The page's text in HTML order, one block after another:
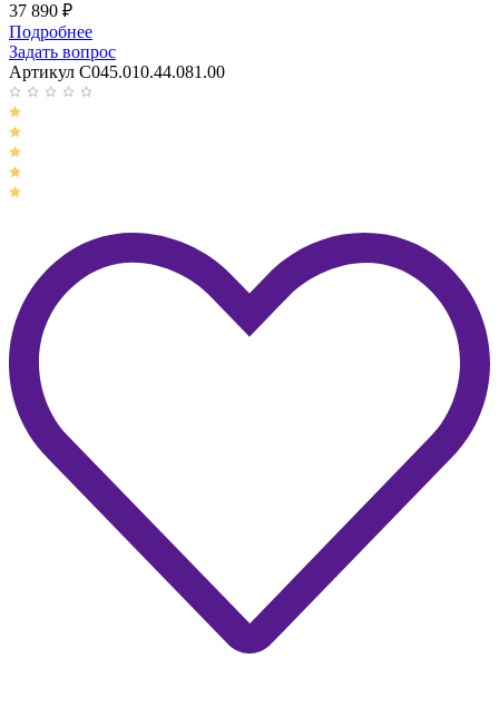
37 890 ₽
Подробнее
Задать вопрос
Артикул C045.010.44.081.00